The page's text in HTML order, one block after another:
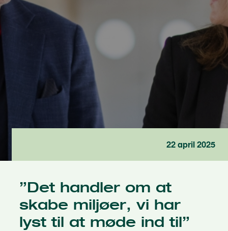
22 april 2025
”Det handler om at
skabe miljøer, vi har
lyst til at møde ind til”